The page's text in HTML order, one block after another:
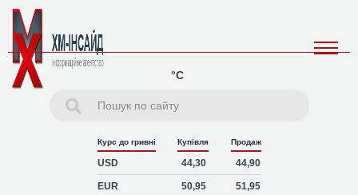
°C
Курс до гривні Купівля Продаж
USD 44,30 44,90
EUR 50,95 51,95